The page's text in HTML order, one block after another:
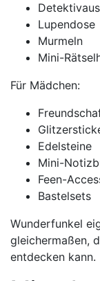
Lupendose
Murmeln
Mini-
Für Mädchen:
Edelsteine
Mini-
Feen-
Bastelsets
Wunderfunkel
gleichermaßen,
entdecken kann.